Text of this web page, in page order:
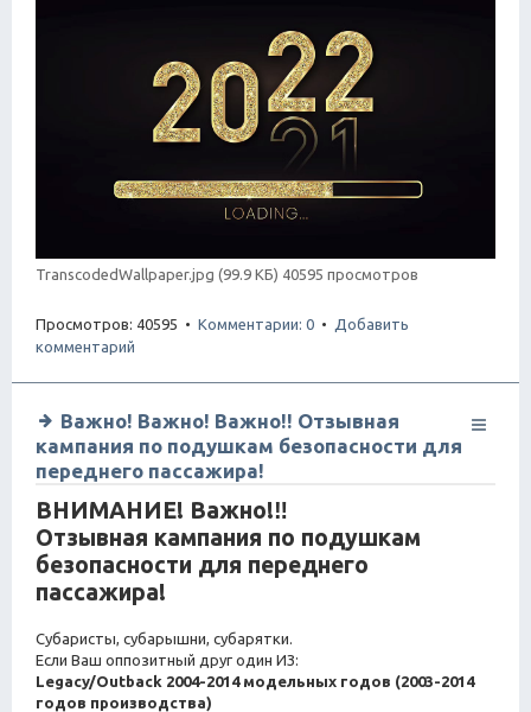
TranscodedWallpaper.jpg (99.9 КБ) 40595 просмотров
Просмотров: 40595 • Комментарии: 0 •
Добавить
комментарий
Важно! Важно! Важно!! Отзывная
кампания по подушкам безопасности для
переднего пассажира!
ВНИМАНИЕ! Важно!‼
Отзывная кампания по подушкам
безопасности для переднего
пассажира!
Субаристы, субарышни, субарятки.
Если Ваш оппозитный друг один ИЗ:
Legacy/Outback 2004-2014 модельных годов (2003-2014
годов производства)